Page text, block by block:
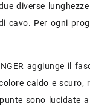
da
a
diverse
cavo. Per ogni
aggiunge il
caldo e scuro,
sono lucidate